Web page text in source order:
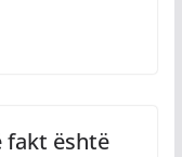
fakt është